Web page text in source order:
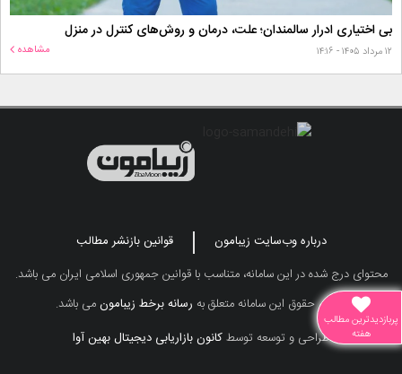
بی اختیاری ادرار سالمندان؛ علت، درمان و روش‌های کنترل در منزل
۱۲ مرداد ۱۴۰۵ - ۱۴:۱۶ مشاهده
درباره وب‌سایت زیبامون
قوانین بازنشر مطالب
محتوای درج شده در این سامانه، متناسب با قوانین جمهوری اسلامی ایران می باشد.
تمامی حقوق این سامانه متعلق به رسانه برخط زیبامونمی باشد.
طراحی و توسعه توسطکانون بازاریابی دیجیتال بهین آوا
پربازدیدترین مطالب
هفته